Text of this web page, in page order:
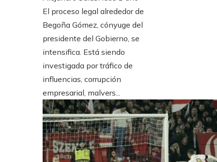
El proceso legal alrededor de
Begoña Gómez, cónyuge del
presidente del Gobierno, se
intensifica. Está siendo
investigada por tráfico de
influencias, corrupción
empresarial, malvers...